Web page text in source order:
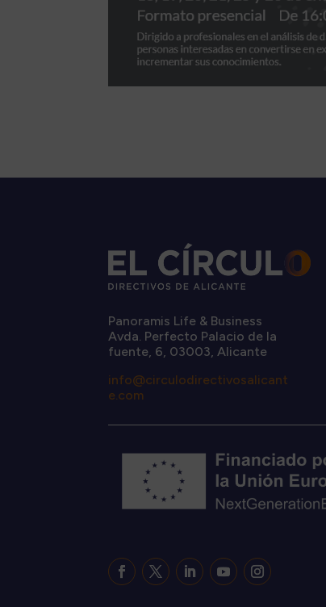
Panoramis Life & Business
Avda. Perfecto Palacio de la
fuente, 6, 03003, Alicante
info@circulodirectivosalicant
e.com